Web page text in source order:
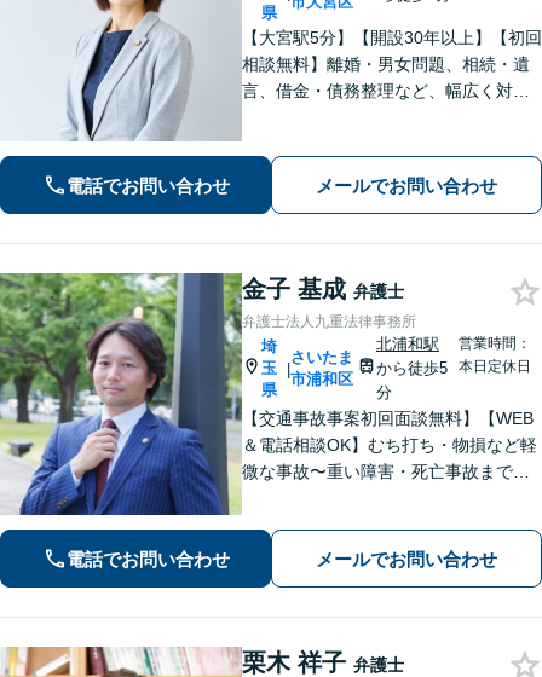
県
【大宮駅5分】【開設30年以上】【初回
相談無料】離婚・男女問題、相続・遺
言、借金・債務整理など、幅広く対応
いたしますので、お気軽にご相談くだ
さい。【電話相談可】【休日・夜間対
電話でお問い合わせ メールでお問い合わせ
金子 基成 弁護士
弁護士法人九重法律事務所
埼
玉
県
|
さいたま
市浦和区
北浦和駅
から徒歩5
分
営業時間：
本日定休日
【交通事故事案初回面談無料】【WEB
＆電話相談OK】むち打ち・物損など軽
微な事故〜重い障害・死亡事故まで、
解決まで全て弁護士が対応し、負担を
軽減します【北浦和駅7分】
電話でお問い合わせ メールでお問い合わせ
栗木 祥子 弁護士